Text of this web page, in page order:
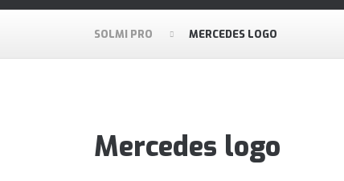
SOLMI PRO MERCEDES LOGO
Mercedes logo